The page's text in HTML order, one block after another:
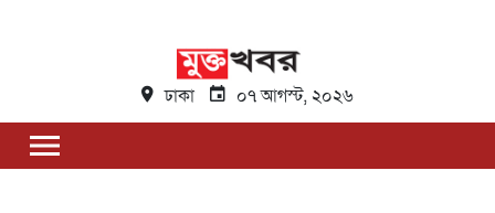
ঢাকা ০৭ আগস্ট, ২০২৬